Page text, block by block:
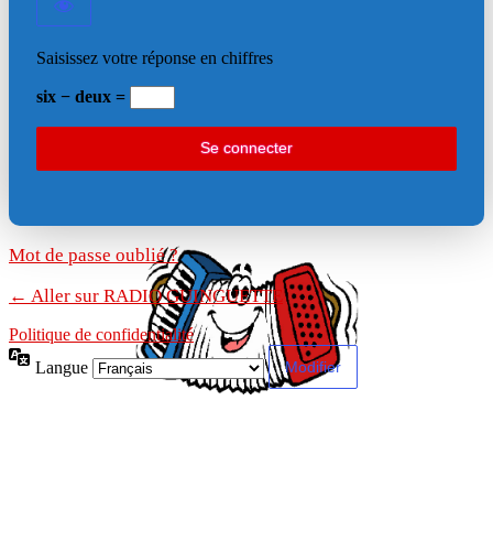
Saisissez votre réponse en chiffres
six − deux =
Mot de passe oublié ?
← Aller sur RADIO GUINGUETTE
Politique de confidentialité
Langue